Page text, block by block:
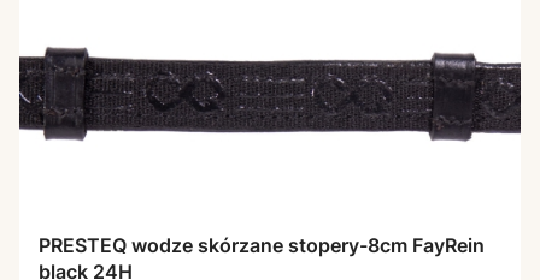
PRESTEQ wodze skórzane stopery-8cm FayRein
black 24H